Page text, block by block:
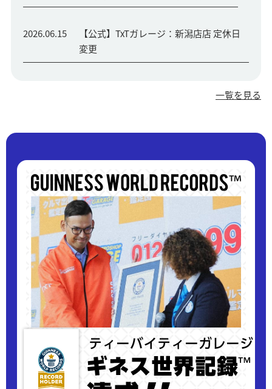
2026.06.15
【公式】TxTガレージ：新潟店店 定休日
変更
一覧を見る